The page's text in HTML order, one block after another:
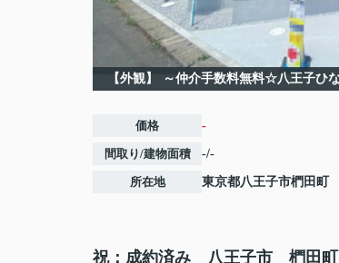
【外観】 ～仲介手数料無料☆八王子ひ
価格 -
間取り/建物面積 -/-
所在地 東京都八王子市椚田町
祝：成約済み 八王子市 椚田